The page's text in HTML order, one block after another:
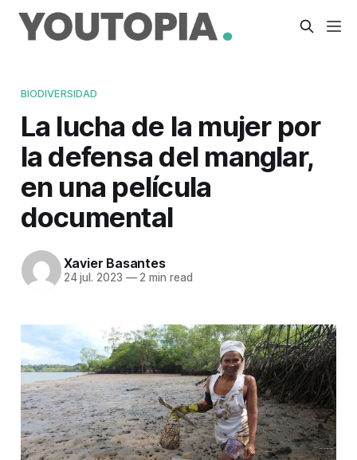
BIODIVERSIDAD
La lucha de la mujer por
la defensa del manglar,
en una película
documental
Xavier Basantes
24 jul. 2023 —2 min read